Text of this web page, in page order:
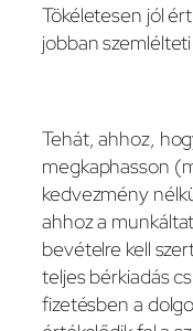
Tökéletesen jól
jobban
Tehát, ahhoz,
megkaphasson
kedvezmény
ahhoz a
bevételre kell
teljes bérkiadás
fizetésben a